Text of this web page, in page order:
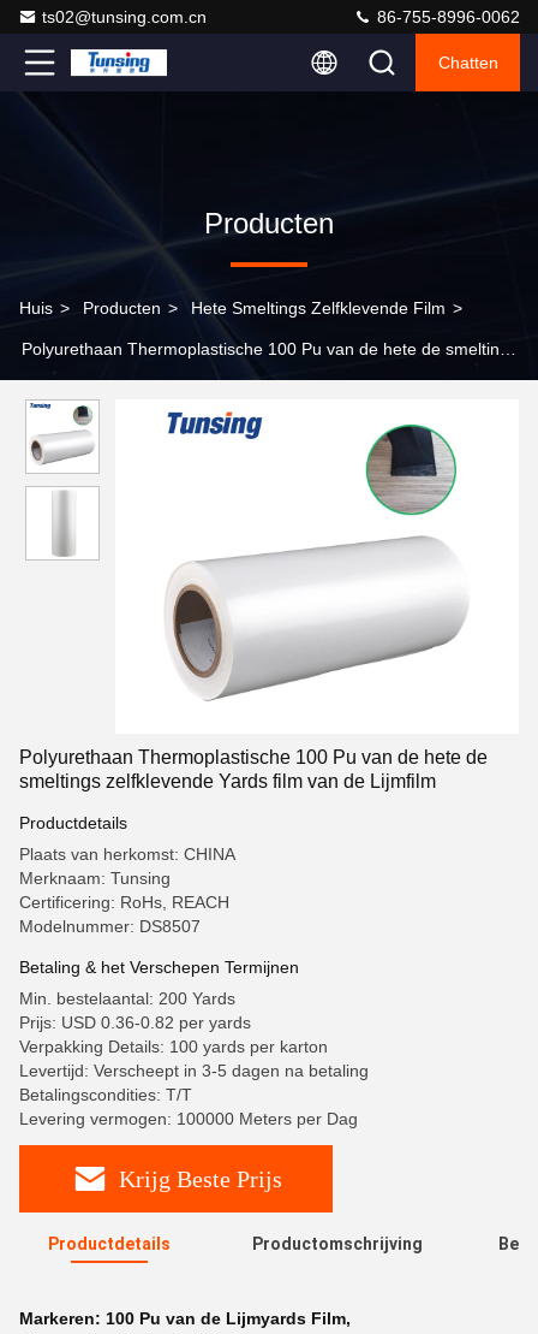
ts02@tunsing.com.cn 86-755-8996-0062
Chatten
Producten
Huis > Producten > Hete Smeltings Zelfklevende Film >
Polyurethaan Thermoplastische 100 Pu van de hete de smeltings
Polyurethaan Thermoplastische 100 Pu van de hete de
smeltings zelfklevende Yards film van de Lijmfilm
Productdetails
Plaats van herkomst: CHINA
Merknaam: Tunsing
Certificering: RoHs, REACH
Modelnummer: DS8507
Betaling & het Verschepen Termijnen
Min. bestelaantal: 200 Yards
Prijs: USD 0.36-0.82 per yards
Verpakking Details: 100 yards per karton
Levertijd: Verscheept in 3-5 dagen na betaling
Betalingscondities: T/T
Levering vermogen: 100000 Meters per Dag
Krijg Beste Prijs
Productdetails Productomschrijving
Markeren: 100 Pu van de Lijmyards Film,